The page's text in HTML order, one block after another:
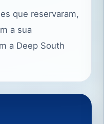
que reservaram,
a sua
a Deep South